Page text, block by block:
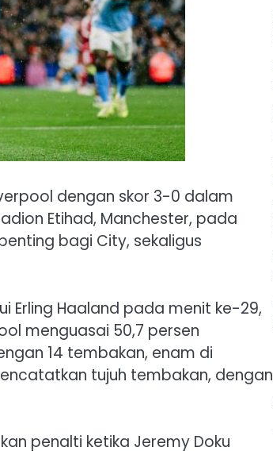
dengan skor 3-0 dalam
Etihad, Manchester, pada
bagi City, sekaligus
Erling Haaland pada menit ke-29,
menguasai 50,7 persen
14 tembakan, enam di
tujuh tembakan, dengan
penalti ketika Jeremy Doku